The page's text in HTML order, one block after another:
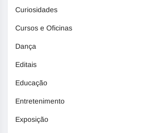
Curiosidades
Cursos e Oficinas
Dança
Editais
Educação
Entretenimento
Exposição